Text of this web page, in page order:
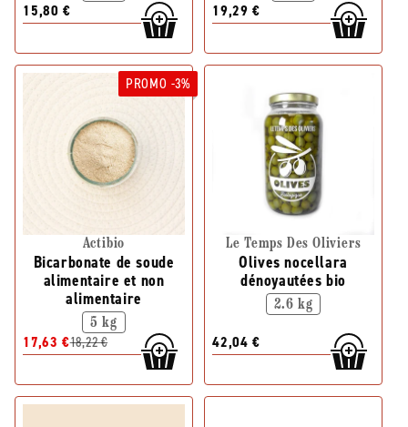
15,80 € 19,29 €
PROMO -3%
Actibio
Bicarbonate de soude
alimentaire et non
alimentaire
5 kg
17,63 €18,22 €
Le Temps Des Oliviers
Olives nocellara
dénoyautées bio
2.6 kg
42,04 €